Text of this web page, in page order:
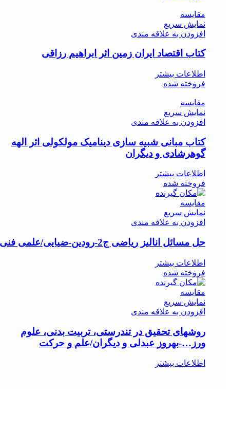
مقايسه
نمایش سریع
افزودن به علاقه مندی
کتاب اقتصاد ایران زمین اثر ابراهیم رزاقی
اطلاعات بیشتر
فروخته شده
مقايسه
نمایش سریع
افزودن به علاقه مندی
کتاب مبانی شبیه سازی دینامیک مولکولی اثر الهه
گوهرشادی و دیگران
اطلاعات بیشتر
فروخته شده
مقايسه
نمایش سریع
افزودن به علاقه مندی
حل مسائل انالیز ریاضی ج2-رودین-ضیایی/علمی فنی
اطلاعات بیشتر
فروخته شده
مقايسه
نمایش سریع
افزودن به علاقه مندی
روشهای تحقیق در تندرستی، تربیت بدنی، علوم
ورز…-بهروز عبدلی و دیگران/علم و حرکت
اطلاعات بیشتر